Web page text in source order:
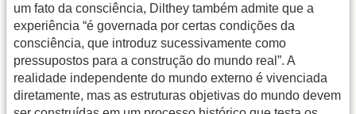
um fato da consciência, Dilthey também admite que a
experiência “é governada por certas condições da
consciência, que introduz sucessivamente como
pressupostos para a construção do mundo real”. A
realidade independente do mundo externo é vivenciada
diretamente, mas as estruturas objetivas do mundo devem